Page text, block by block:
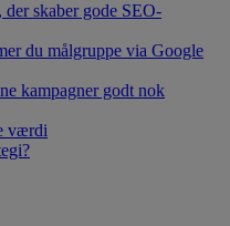
skaber gode SEO-
du målgruppe via Google
kampagner godt nok
værdi